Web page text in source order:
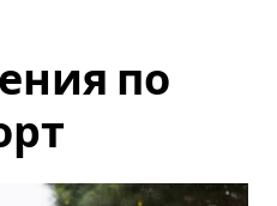
по